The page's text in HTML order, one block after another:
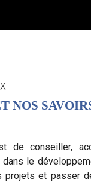
NOS
de conseiller,
le
projets et passer